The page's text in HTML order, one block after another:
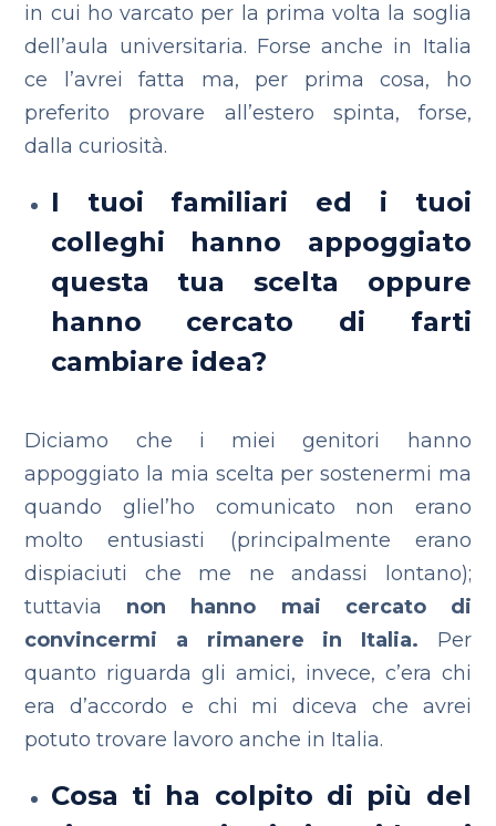
in cui ho varcato per la prima volta la soglia
dell’aula universitaria. Forse anche in Italia
ce l’avrei fatta ma, per prima cosa, ho
preferito provare all’estero spinta, forse,
dalla curiosità.
I tuoi familiari ed i tuoi
colleghi hanno appoggiato
questa tua scelta oppure
hanno cercato di farti
cambiare idea?
Diciamo che i miei genitori hanno
appoggiato la mia scelta per sostenermi ma
quando gliel’ho comunicato non erano
molto entusiasti (principalmente erano
dispiaciuti che me ne andassi lontano);
tuttavia non hanno mai cercato di
convincermi a rimanere in Italia. Per
quanto riguarda gli amici, invece, c’era chi
era d’accordo e chi mi diceva che avrei
potuto trovare lavoro anche in Italia.
Cosa ti ha colpito di più del